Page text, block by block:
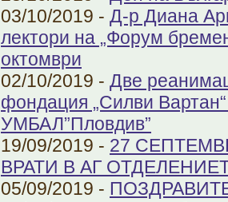
03/10/2019 - Д-р Диана
лектори на „Форум
октомври
02/10/2019 - Две
фондация „Силви
УМБАЛ”Пловдив”
19/09/2019 - 27
ВРАТИ В АГ
05/09/2019 -